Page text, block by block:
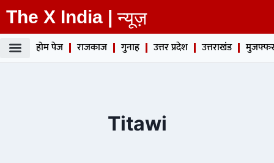
The X India | न्यूज़
होम पेज राजकाज गुनाह उत्तर प्रदेश उत्तराखंड
Titawi